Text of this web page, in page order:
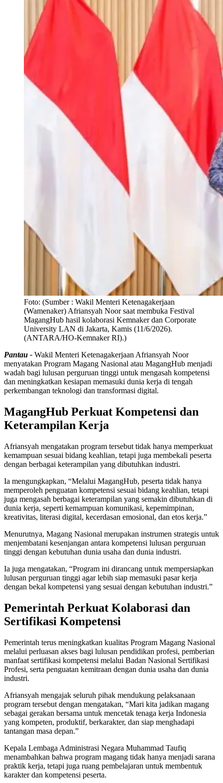
Foto: (Sumber : Wakil Menteri Ketenagakerjaan
(Wamenaker) Afriansyah Noor saat membuka Festival
MagangHub hasil kolaborasi Kemnaker dan Corporate
University LAN di Jakarta, Kamis (11/6/2026).
(ANTARA/HO-Kemnaker RI).)
Pantau - Wakil Menteri Ketenagakerjaan Afriansyah Noor
menyatakan Program Magang Nasional atau MagangHub menjadi
wadah bagi lulusan perguruan tinggi untuk mengasah kompetensi
dan meningkatkan kesiapan memasuki dunia kerja di tengah
perkembangan teknologi dan transformasi digital.
MagangHub Perkuat Kompetensi dan
Keterampilan Kerja
Afriansyah mengatakan program tersebut tidak hanya memperkuat
kemampuan sesuai bidang keahlian, tetapi juga membekali peserta
dengan berbagai keterampilan yang dibutuhkan industri.
Ia mengungkapkan, “Melalui MagangHub, peserta tidak hanya
memperoleh penguatan kompetensi sesuai bidang keahlian, tetapi
juga mengasah berbagai keterampilan yang semakin dibutuhkan di
dunia kerja, seperti kemampuan komunikasi, kepemimpinan,
kreativitas, literasi digital, kecerdasan emosional, dan etos kerja.”
Menurutnya, Magang Nasional merupakan instrumen strategis untuk
menjembatani kesenjangan antara kompetensi lulusan perguruan
tinggi dengan kebutuhan dunia usaha dan dunia industri.
Ia juga mengatakan, “Program ini dirancang untuk mempersiapkan
lulusan perguruan tinggi agar lebih siap memasuki pasar kerja
dengan bekal kompetensi yang sesuai dengan kebutuhan industri.”
Pemerintah Perkuat Kolaborasi dan
Sertifikasi Kompetensi
Pemerintah terus meningkatkan kualitas Program Magang Nasional
melalui perluasan akses bagi lulusan pendidikan profesi, pemberian
manfaat sertifikasi kompetensi melalui Badan Nasional Sertifikasi
Profesi, serta penguatan kemitraan dengan dunia usaha dan dunia
industri.
Afriansyah mengajak seluruh pihak mendukung pelaksanaan
program tersebut dengan mengatakan, “Mari kita jadikan magang
sebagai gerakan bersama untuk mencetak tenaga kerja Indonesia
yang kompeten, produktif, berkarakter, dan siap menghadapi
tantangan masa depan.”
Kepala Lembaga Administrasi Negara Muhammad Taufiq
menambahkan bahwa program magang tidak hanya menjadi sarana
praktik kerja, tetapi juga ruang pembelajaran untuk membentuk
karakter dan kompetensi peserta.